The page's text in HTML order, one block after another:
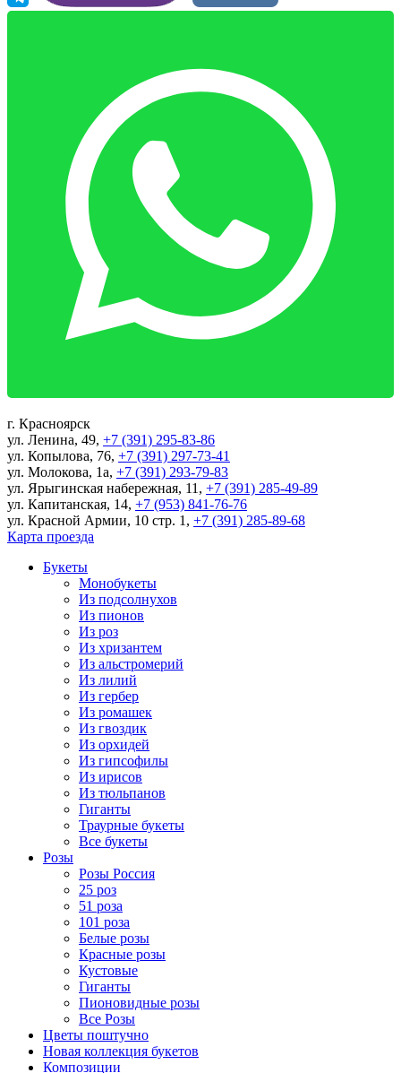
г. Красноярск
ул. Ленина, 49, +7 (391) 295-83-86
ул. Копылова, 76, +7 (391) 297-73-41
ул. Молокова, 1а, +7 (391) 293-79-83
ул. Ярыгинская набережная, 11 , +7 (391) 285-49-89
ул. Капитанская, 14, +7 (953) 841-76-76
ул. Красной Армии, 10 стр. 1 , +7 (391) 285-89-68
Карта проезда
Букеты
Монобукеты
Из подсолнухов
Из пионов
Из роз
Из хризантем
Из альстромерий
Из лилий
Из гербер
Из ромашек
Из гвоздик
Из орхидей
Из гипсофилы
Из ирисов
Из тюльпанов
Гиганты
Траурные букеты
Все букеты
Розы
Розы Россия
25 роз
51 роза
101 роза
Белые розы
Красные розы
Кустовые
Гиганты
Пионовидные розы
Все Розы
Цветы поштучно
Новая коллекция букетов
Композиции